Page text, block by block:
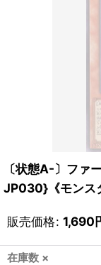
〔状態A-〕ファ
JP030}《モンス
販売価格: 1,690
在庫数 ×